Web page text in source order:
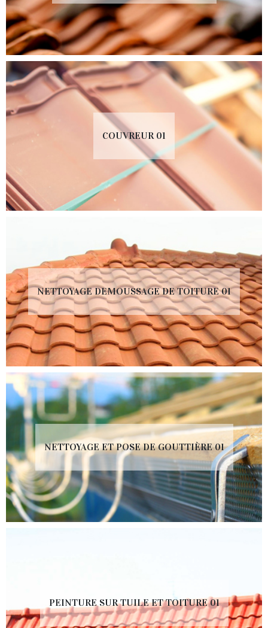
COUVREUR 01
NETTOYAGE DEMOUSSAGE DE TOITURE 01
NETTOYAGE ET POSE DE GOUTTIÈRE 01
PEINTURE SUR TUILE ET TOITURE 01